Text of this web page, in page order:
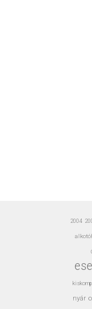
2004
nyár